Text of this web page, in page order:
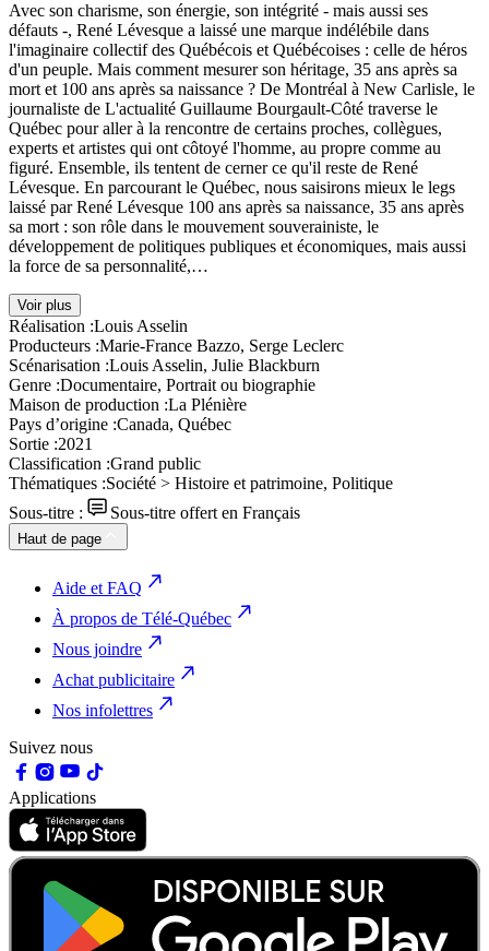
Avec son charisme, son énergie, son intégrité - mais aussi ses
défauts -, René Lévesque a laissé une marque indélébile dans
l'imaginaire collectif des Québécois et Québécoises : celle de héros
d'un peuple. Mais comment mesurer son héritage, 35 ans après sa
mort et 100 ans après sa naissance ? De Montréal à New Carlisle, le
journaliste de L'actualité Guillaume Bourgault-Côté traverse le
Québec pour aller à la rencontre de certains proches, collègues,
experts et artistes qui ont côtoyé l'homme, au propre comme au
figuré. Ensemble, ils tentent de cerner ce qu'il reste de René
Lévesque. En parcourant le Québec, nous saisirons mieux le legs
laissé par René Lévesque 100 ans après sa naissance, 35 ans après
sa mort : son rôle dans le mouvement souverainiste, le
développement de politiques publiques et économiques, mais aussi
la force de sa personnalité,…
Voir plus
Réalisation :Louis Asselin
Producteurs :Marie-France Bazzo, Serge Leclerc
Scénarisation :Louis Asselin, Julie Blackburn
Genre :Documentaire, Portrait ou biographie
Maison de production :La Plénière
Pays d’origine :Canada, Québec
Sortie :2021
Classification :Grand public
Thématiques :Société > Histoire et patrimoine, Politique
Sous-titre :
Sous-titre offert en Français
Haut de page
Aide et FAQ
À propos de Télé-Québec
Nous joindre
Achat publicitaire
Nos infolettres
Suivez nous
Applications